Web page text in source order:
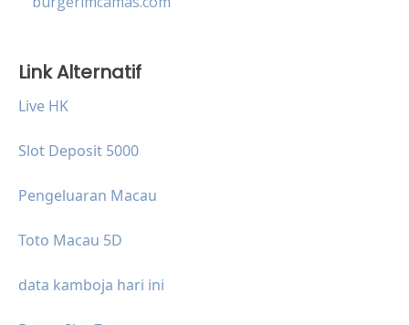
Link Alternatif
Live HK
Slot Deposit 5000
Pengeluaran Macau
Toto Macau 5D
data kamboja hari ini